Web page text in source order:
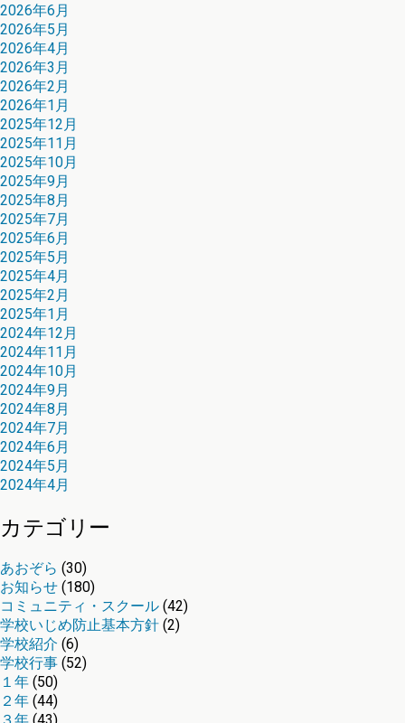
2026年6月
2026年5月
2026年4月
2026年3月
2026年2月
2026年1月
2025年12月
2025年11月
2025年10月
2025年9月
2025年8月
2025年7月
2025年6月
2025年5月
2025年4月
2025年2月
2025年1月
2024年12月
2024年11月
2024年10月
2024年9月
2024年8月
2024年7月
2024年6月
2024年5月
2024年4月
カテゴリー
あおぞら (30)
お知らせ (180)
コミュニティ・スクール (42)
学校いじめ防止基本方針 (2)
学校紹介 (6)
学校行事 (52)
１年 (50)
２年 (44)